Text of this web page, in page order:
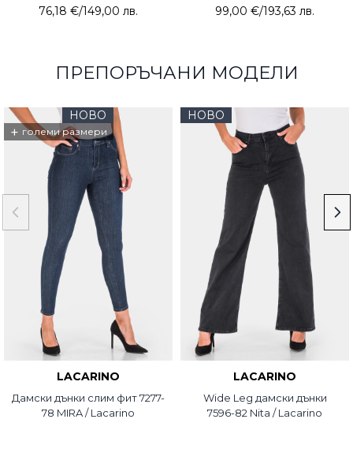
76,18 €/149,00 лв. 99,00 €/193,63 лв.
ПРЕПОРЪЧАНИ МОДЕЛИ
НОВО
+ големи размери
LACARINO
Дамски дънки слим фит 7277-
78 MIRA / Lacarino
НОВО
LACARINO
Wide Leg дамски дънки
7596-82 Nita / Lacarino